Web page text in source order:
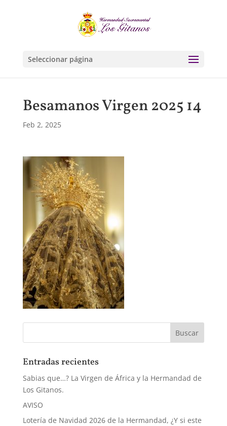
Seleccionar página
Besamanos Virgen 2025 14
Feb 2, 2025
Entradas recientes
Sabias que…? La Virgen de África y la Hermandad de
Los Gitanos.
AVISO
Lotería de Navidad 2026 de la Hermandad, ¿Y si este